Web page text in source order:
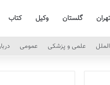
گلستان وکیل کتاب
علمی و پزشکی عمومی